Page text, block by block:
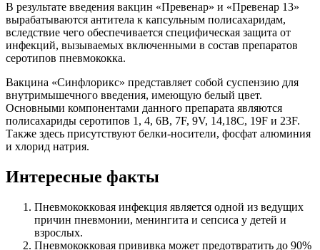
В результате введения вакцин «Превенар» и «Превенар 13»
вырабатываются антитела к капсульным полисахаридам,
вследствие чего обеспечивается специфическая защита от
инфекций, вызываемых включенными в состав препаратов
серотипов пневмококка.
Вакцина «Синфлорикс» представляет собой суспензию для
внутримышечного введения, имеющую белый цвет.
Основными компонентами данного препарата являются
полисахариды серотипов 1, 4, 6B, 7F, 9V, 14,18C, 19F и 23F.
Также здесь присутствуют белки-носители, фосфат алюминия
и хлорид натрия.
Интересные факты
Пневмококковая инфекция является одной из ведущих
причин пневмонии, менингита и сепсиса у детей и
взрослых.
Пневмококковая прививка может предотвратить до 90%